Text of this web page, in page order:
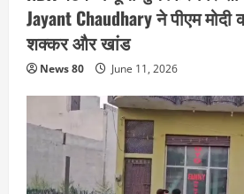
Jayant Chaudhary ने पीएम
शक्कर और खांड
News 80 June 11, 2026